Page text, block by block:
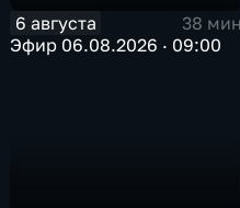
6 августа
38 мин
Эфир 06.08.2026 · 09:00